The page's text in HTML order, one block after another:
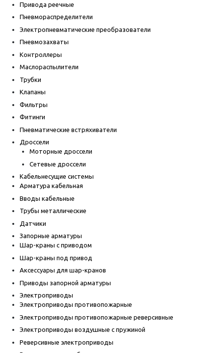
Привода реечные
Пневмораспределители
Электропневматические преобразователи
Пневмозахваты
Контроллеры
Маслораспылители
Трубки
Клапаны
Фильтры
Фитинги
Пневматические встряхиватели
Дроссели
Моторные дроссели
Сетевые дроссели
Кабельнесущие системы
Арматура кабельная
Вводы кабельные
Трубы металлические
Датчики
Запорные арматуры
Шар-краны с приводом
Шар-краны под привод
Аксессуары для шар-кранов
Приводы запорной арматуры
Электроприводы
Электроприводы противопожарные
Электроприводы противопожарные реверсивные
Электроприводы воздушные с пружиной
Реверсивные электроприводы